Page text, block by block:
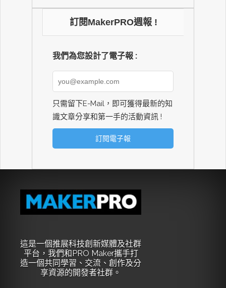
訂閱MakerPRO週報 !
我們為您設計了電子報 :
只需留下E-Mail，即可獲得最新的知
識文章分享和第一手的活動資訊 !
這是一個推展科技創新媒體及社群
平台，我們和PRO Maker攜手打
造一個共同學習、交流、創作及分
享資源的開發者社群。